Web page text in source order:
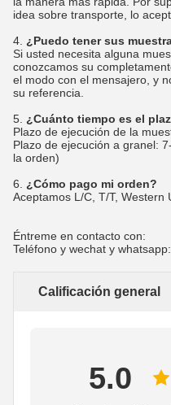
idea sobre transporte, lo
4. ¿Puedo tener sus
Si usted necesita alguna
conozcamos su
el modo con el mensajero, y
su referencia.
5. ¿Cuánto tiempo es el
Plazo de ejecución de la
Plazo de ejecución a granel:
la orden)
6. ¿Cómo pago mi orden?
Aceptamos L/C, T/T, Western
Éntreme en contacto con:
Teléfono y wechat y
Calificación general
5.0